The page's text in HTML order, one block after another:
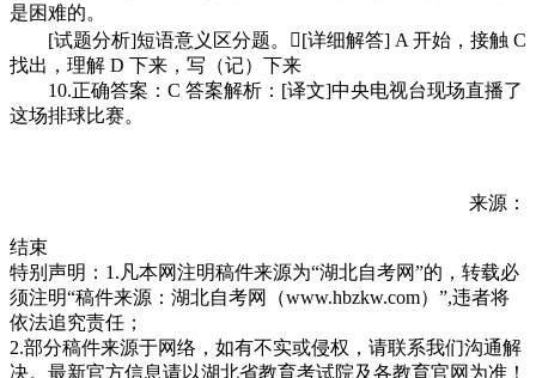
是困难的。
[试题分析]短语意义区分题。[详细解答] A 开始，接触 C
找出，理解 D 下来，写（记）下来
10.正确答案：C 答案解析：[译文]中央电视台现场直播了
这场排球比赛。
来源：
结束
特别声明：1.凡本网注明稿件来源为“湖北自考网”的，转载必
须注明“稿件来源：湖北自考网（www.hbzkw.com）”,违者将
依法追究责任；
2.部分稿件来源于网络，如有不实或侵权，请联系我们沟通解
决。最新官方信息请以湖北省教育考试院及各教育官网为准！